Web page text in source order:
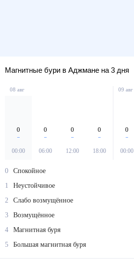
Магнитные бури в Аджмане на 3 дня
08 авг
0
00:00
0
06:00
0
12:00
0
18:00
09 авг
0
00:00
0
Спокойное
1
Неустойчивое
2
Слабо возмущённое
3
Возмущённое
4
Магнитная буря
5
Большая магнитная буря